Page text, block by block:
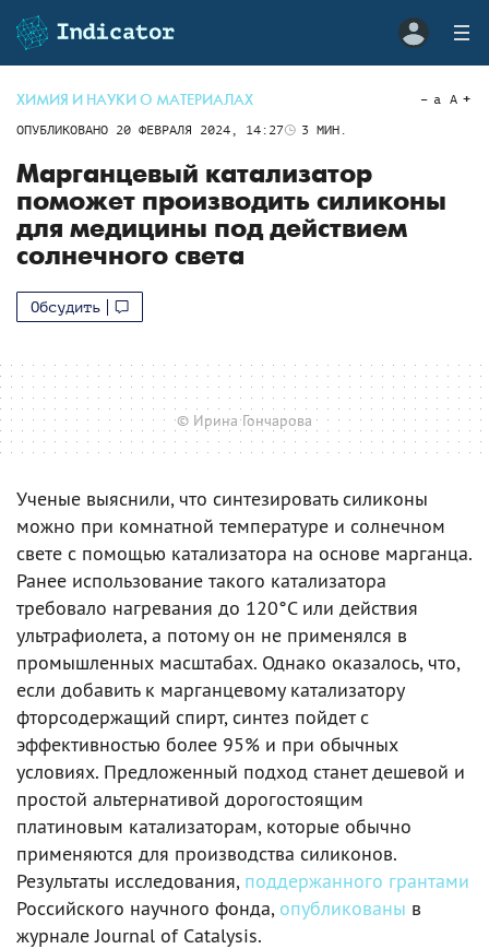
ХИМИЯ И НАУКИ О МАТЕРИАЛАХ
ОПУБЛИКОВАНО 20 ФЕВРАЛЯ 2024, 14:27 3 МИН.
a A
Марганцевый катализатор
поможет производить силиконы
для медицины под действием
солнечного света
Обсудить
© Ирина Гончарова
Ученые выяснили, что синтезировать силиконы
можно при комнатной температуре и солнечном
свете с помощью катализатора на основе марганца.
Ранее использование такого катализатора
требовало нагревания до 120°С или действия
ультрафиолета, а потому он не применялся в
промышленных масштабах. Однако оказалось, что,
если добавить к марганцевому катализатору
фторсодержащий спирт, синтез пойдет с
эффективностью более 95% и при обычных
условиях. Предложенный подход станет дешевой и
простой альтернативой дорогостоящим
платиновым катализаторам, которые обычно
применяются для производства силиконов.
Результаты исследования, поддержанного грантами
Российского научного фонда, опубликованы в
журнале Journal of Catalysis.